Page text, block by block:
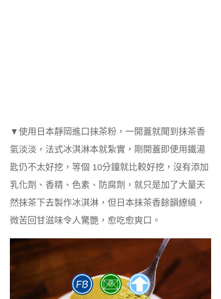
▼使用日本靜岡進口抹茶粉，一開蓋就聞到抹茶香
氣淡淡，法式冰淇淋本就紮實，剛開蓋即便用鐵湯
匙仍不太好挖，等個 10分鐘就比較好挖，沒有添加
乳化劑、香精、色素、防腐劑，就只是加了大量天
然抹茶下去製作冰淇淋，但日本抹茶香餘韻繚繞，
微苦回甘滋味令人驚艷，愈吃愈爽口。